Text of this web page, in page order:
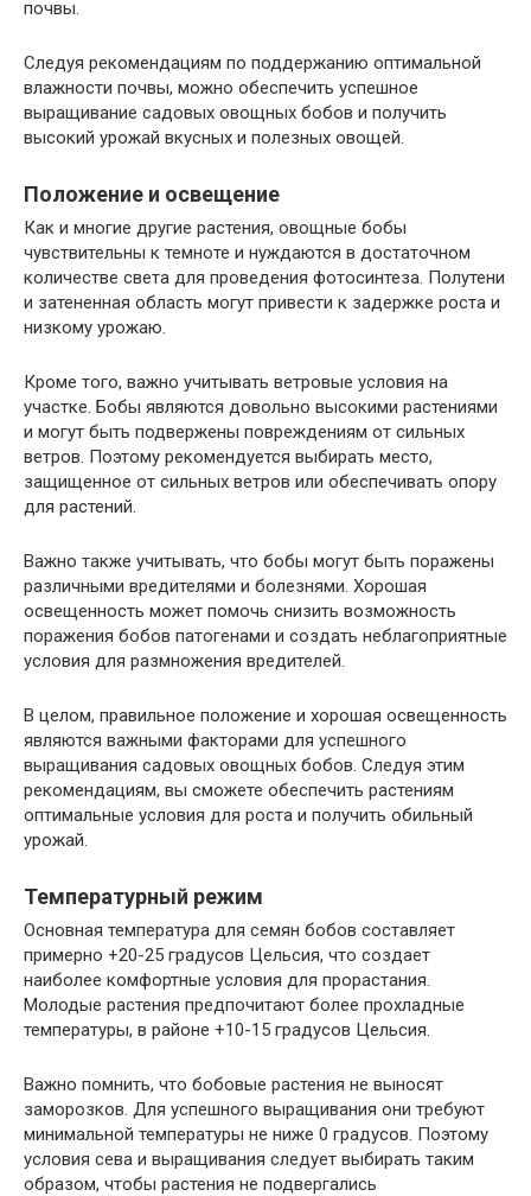
почвы.
Следуя рекомендациям по поддержанию оптимальной
влажности почвы, можно обеспечить успешное
выращивание садовых овощных бобов и получить
высокий урожай вкусных и полезных овощей.
Положение и освещение
Как и многие другие растения, овощные бобы
чувствительны к темноте и нуждаются в достаточном
количестве света для проведения фотосинтеза. Полутени
и затененная область могут привести к задержке роста и
низкому урожаю.
Кроме того, важно учитывать ветровые условия на
участке. Бобы являются довольно высокими растениями
и могут быть подвержены повреждениям от сильных
ветров. Поэтому рекомендуется выбирать место,
защищенное от сильных ветров или обеспечивать опору
для растений.
Важно также учитывать, что бобы могут быть поражены
различными вредителями и болезнями. Хорошая
освещенность может помочь снизить возможность
поражения бобов патогенами и создать неблагоприятные
условия для размножения вредителей.
В целом, правильное положение и хорошая освещенность
являются важными факторами для успешного
выращивания садовых овощных бобов. Следуя этим
рекомендациям, вы сможете обеспечить растениям
оптимальные условия для роста и получить обильный
урожай.
Температурный режим
Основная температура для семян бобов составляет
примерно +20-25 градусов Цельсия, что создает
наиболее комфортные условия для прорастания.
Молодые растения предпочитают более прохладные
температуры, в районе +10-15 градусов Цельсия.
Важно помнить, что бобовые растения не выносят
заморозков. Для успешного выращивания они требуют
минимальной температуры не ниже 0 градусов. Поэтому
условия сева и выращивания следует выбирать таким
образом, чтобы растения не подвергались